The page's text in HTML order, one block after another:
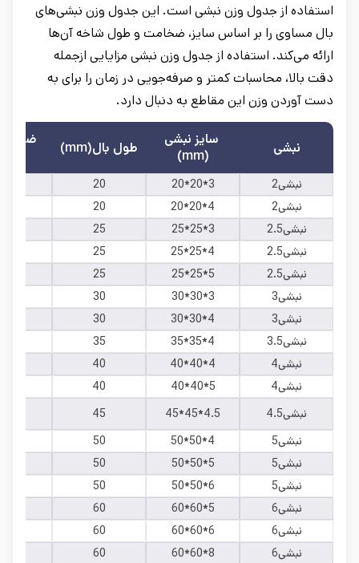
استفاده از جدول وزن نبشی است. این جدول وزن نبشی‌های
بال مساوی را بر اساس سایز، ضخامت و طول شاخه آن‌ها
ارائه می‌کند. استفاده از جدول وزن نبشی مزایایی ازجمله
دقت بالا، محاسبات کمتر و صرفه‌جویی در زمان را برای به
دست آوردن وزن این مقاطع به دنبال دارد.
نبشی
سایز نبشی
(mm)
طول بال(mm)
نبشی2 20*20*3
20
نبشی2
20*20*4
20
نبشی2.5
25*25*3
25
نبشی2.5
25*25*4
25
نبشی2.5
25*25*5
25
نبشی3
30*30*3
30
نبشی3
30*30*4
30
نبشی3.5
35*35*4
35
نبشی4
40*40*4
40
نبشی4
40*40*5
40
نبشی4.5
45*45*4.5
45
نبشی5
50*50*4
50
نبشی5
50*50*5
50
نبشی5
50*50*6
50
نبشی6
60*60*5
60
نبشی6
60*60*6
60
نبشی6
60*60*8
60